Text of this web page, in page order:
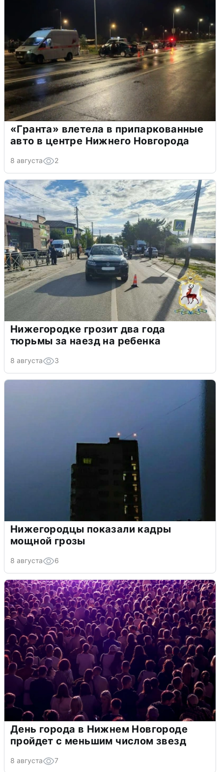
«Гранта» влетела в припаркованные
авто в центре Нижнего Новгорода
8 августа 2
Нижегородке грозит два года
тюрьмы за наезд на ребенка
8 августа 3
Нижегородцы показали кадры
мощной грозы
8 августа 6
День города в Нижнем Новгороде
пройдет с меньшим числом звезд
8 августа 7